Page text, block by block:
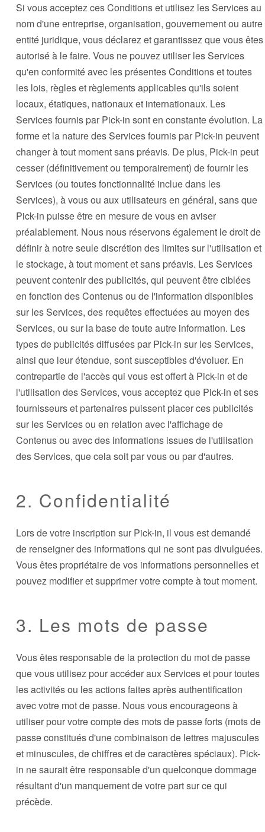
Si vous acceptez ces Conditions et utilisez les Services au
nom d'une entreprise, organisation, gouvernement ou autre
entité juridique, vous déclarez et garantissez que vous êtes
autorisé à le faire. Vous ne pouvez utiliser les Services
qu'en conformité avec les présentes Conditions et toutes
les lois, règles et règlements applicables qu'ils soient
locaux, étatiques, nationaux et internationaux. Les
Services fournis par Pick-in sont en constante évolution. La
forme et la nature des Services fournis par Pick-in peuvent
changer à tout moment sans préavis. De plus, Pick-in peut
cesser (définitivement ou temporairement) de fournir les
Services (ou toutes fonctionnalité inclue dans les
Services), à vous ou aux utilisateurs en général, sans que
Pick-in puisse être en mesure de vous en aviser
préalablement. Nous nous réservons également le droit de
définir à notre seule discrétion des limites sur l'utilisation et
le stockage, à tout moment et sans préavis. Les Services
peuvent contenir des publicités, qui peuvent être ciblées
en fonction des Contenus ou de l'information disponibles
sur les Services, des requêtes effectuées au moyen des
Services, ou sur la base de toute autre information. Les
types de publicités diffusées par Pick-in sur les Services,
ainsi que leur étendue, sont susceptibles d'évoluer. En
contrepartie de l'accès qui vous est offert à Pick-in et de
l'utilisation des Services, vous acceptez que Pick-in et ses
fournisseurs et partenaires puissent placer ces publicités
sur les Services ou en relation avec l'affichage de
Contenus ou avec des informations issues de l'utilisation
des Services, que cela soit par vous ou par d'autres.
2. Confidentialité
Lors de votre inscription sur Pick-in, il vous est demandé
de renseigner des informations qui ne sont pas divulguées.
Vous êtes propriétaire de vos informations personnelles et
pouvez modifier et supprimer votre compte à tout moment.
3. Les mots de passe
Vous êtes responsable de la protection du mot de passe
que vous utilisez pour accéder aux Services et pour toutes
les activités ou les actions faites après authentification
avec votre mot de passe. Nous vous encourageons à
utiliser pour votre compte des mots de passe forts (mots de
passe constitués d'une combinaison de lettres majuscules
et minuscules, de chiffres et de caractères spéciaux). Pick-
in ne saurait être responsable d'un quelconque dommage
résultant d'un manquement de votre part sur ce qui
précède.